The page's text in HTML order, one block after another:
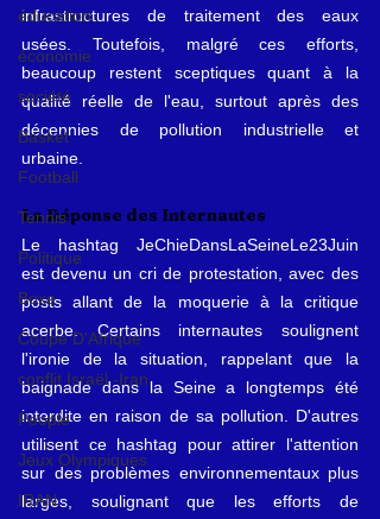
éducation
économie
société
Basket
Football
Tennis
Politique
Boxe
Coupe D'Afrique
conflit Israël -Iran
People
Jeux Olympiques
IRAN
infrastructures de traitement des eaux
usées. Toutefois, malgré ces efforts,
beaucoup restent sceptiques quant à la
qualité réelle de l'eau, surtout après des
décennies de pollution industrielle et
urbaine.
La Réponse des Internautes
Le hashtag JeChieDansLaSeineLe23Juin
est devenu un cri de protestation, avec des
posts allant de la moquerie à la critique
acerbe. Certains internautes soulignent
l'ironie de la situation, rappelant que la
baignade dans la Seine a longtemps été
interdite en raison de sa pollution. D'autres
utilisent ce hashtag pour attirer l'attention
sur des problèmes environnementaux plus
larges, soulignant que les efforts de